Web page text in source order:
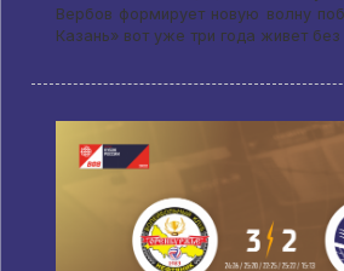
Вербов формирует новую волну
Казань» вот уже три года живет без